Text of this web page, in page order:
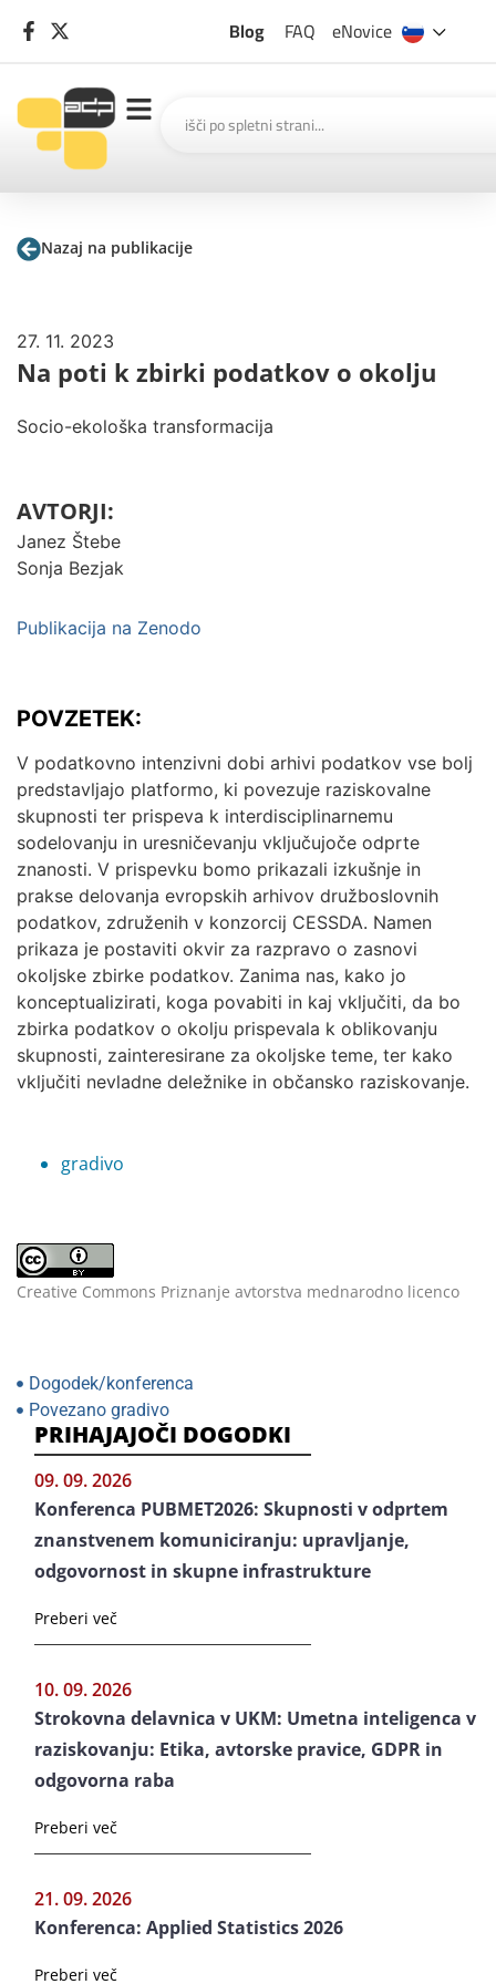
Blog FAQ eNovice
Nazaj na publikacije
27. 11. 2023
Na poti k zbirki podatkov o okolju
Socio-ekološka transformacija
AVTORJI:
Janez Štebe
Sonja Bezjak
Publikacija na Zenodo
POVZETEK:
V podatkovno intenzivni dobi arhivi podatkov vse bolj
predstavljajo platformo, ki povezuje raziskovalne
skupnosti ter prispeva k interdisciplinarnemu
sodelovanju in uresničevanju vključujoče odprte
znanosti. V prispevku bomo prikazali izkušnje in
prakse delovanja evropskih arhivov družboslovnih
podatkov, združenih v konzorcij CESSDA. Namen
prikaza je postaviti okvir za razpravo o zasnovi
okoljske zbirke podatkov. Zanima nas, kako jo
konceptualizirati, koga povabiti in kaj vključiti, da bo
zbirka podatkov o okolju prispevala k oblikovanju
skupnosti, zainteresirane za okoljske teme, ter kako
vključiti nevladne deležnike in občansko raziskovanje.
gradivo
Creative Commons Priznanje avtorstva mednarodno licenco
Dogodek/konferenca
Povezano gradivo
PRIHAJAJOČI DOGODKI
09. 09. 2026
Konferenca PUBMET2026: Skupnosti v odprtem
znanstvenem komuniciranju: upravljanje,
odgovornost in skupne infrastrukture
Preberi več
10. 09. 2026
Strokovna delavnica v UKM: Umetna inteligenca v
raziskovanju: Etika, avtorske pravice, GDPR in
odgovorna raba
Preberi več
21. 09. 2026
Konferenca: Applied Statistics 2026
Preberi več